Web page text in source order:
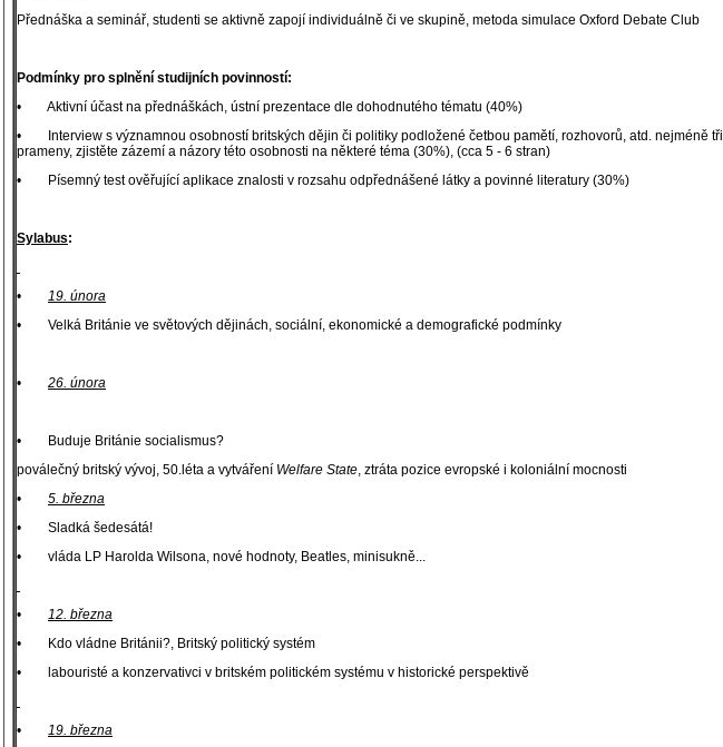
Přednáška a seminář, studenti se aktivně zapojí individuálně či ve skupině, metoda simulace Oxford Debate Club
Podmínky pro splnění studijních povinností:
• Aktivní účast na přednáškách, ústní prezentace dle dohodnutého tématu (40%)
• Interview s významnou osobností britských dějin či politiky podložené četbou pamětí, rozhovorů, atd. nejméně tři
prameny, zjistěte zázemí a názory této osobnosti na některé téma (30%), (cca 5 - 6 stran)
• Písemný test ověřující aplikace znalosti v rozsahu odpřednášené látky a povinné literatury (30%)
Sylabus:
• 19. února
• Velká Británie ve světových dějinách, sociální, ekonomické a demografické podmínky
• 26. února
• Buduje Británie socialismus?
poválečný britský vývoj, 50.léta a vytváření Welfare State, ztráta pozice evropské i koloniální mocnosti
• 5. března
• Sladká šedesátá!
• vláda LP Harolda Wilsona, nové hodnoty, Beatles, minisukně...
• 12. března
• Kdo vládne Británii?, Britský politický systém
• labouristé a konzervativci v britském politickém systému v historické perspektivě
• 19. března